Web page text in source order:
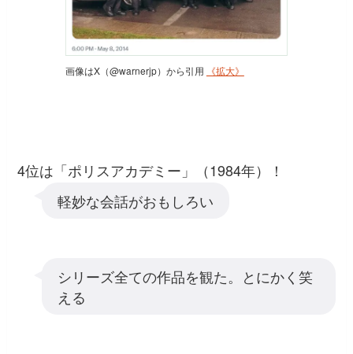
画像はX（@warnerjp）から引用 《拡大》
4位は「ポリスアカデミー」（1984年）！
軽妙な会話がおもしろい
シリーズ全ての作品を観た。とにかく笑
える